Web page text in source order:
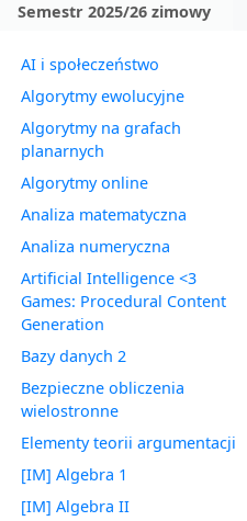
Semestr 2025/26 zimowy
AI i społeczeństwo
Algorytmy ewolucyjne
Algorytmy na grafach
planarnych
Algorytmy online
Analiza matematyczna
Analiza numeryczna
Artificial Intelligence <3
Games: Procedural Content
Generation
Bazy danych 2
Bezpieczne obliczenia
wielostronne
Elementy teorii argumentacji
[IM] Algebra 1
[IM] Algebra II